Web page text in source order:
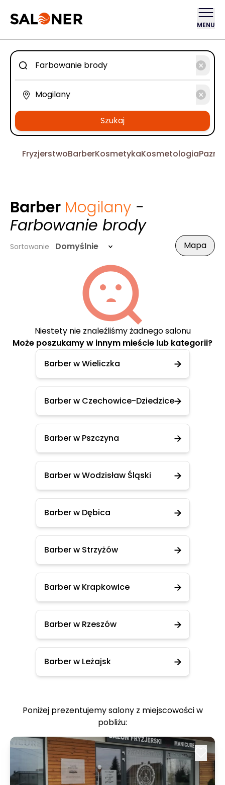
MENU
Szukaj
FryzjerstwoBarberKosmetykaKosmetologia
Barber Mogilany -
Farbowanie brody
Sortowanie Domyślnie Mapa
Niestety nie znaleźliśmy żadnego salonu
Może poszukamy w innym mieście lub kategorii?
Barber w Wieliczka
Barber w Czechowice-Dziedzice
Barber w Pszczyna
Barber w Wodzisław Śląski
Barber w Dębica
Barber w Strzyżów
Barber w Krapkowice
Barber w Rzeszów
Barber w Leżajsk
Poniżej prezentujemy salony z miejscowości w
pobliżu: